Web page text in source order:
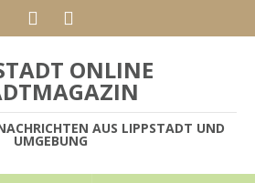
ONLINE
AUS LIPPSTADT UND
UMGEBUNG